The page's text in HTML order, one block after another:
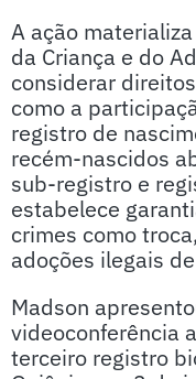
A ação
da Criança e do
considerar
como a
registro de
recém-nascidos
sub-registro e
estabelece
crimes como
adoções ilegais
Madson
videoconferência
terceiro registro